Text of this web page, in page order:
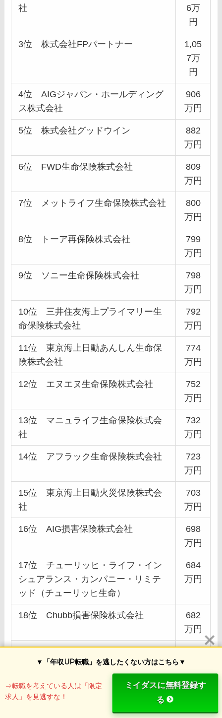
社
6万
円
3位 株式会社FPパートナー
1,05
7万
円
4位 AIGジャパン・ホールディング
ス株式会社
906
万円
5位 株式会社グッドウイン
882
万円
6位 FWD生命保険株式会社
809
万円
7位 メットライフ生命保険株式会社
800
万円
8位 トーア再保険株式会社
799
万円
9位 ソニー生命保険株式会社
798
万円
10位 三井住友海上プライマリー生
命保険株式会社
792
万円
11位 東京海上日動あんしん生命保
険株式会社
774
万円
12位 エヌエヌ生命保険株式会社
752
万円
13位 マニュライフ生命保険株式会
社
732
万円
14位 アフラック生命保険株式会社
723
万円
15位 東京海上日動火災保険株式会
社
703
万円
16位 AIG損害保険株式会社
698
万円
17位 チューリッヒ・ライフ・イン
シュアランス・カンパニー・リミテ
ッド（チューリッヒ生命）
684
万円
18位 Chubb損害保険株式会社
682
万円
20位 楽天生命保険株式会社
653
▼「年収UP転職」を逃したくない方はこちら▼
⇒転職を考えている人は「限定
求人」を見逃すな！
ミイダスに無料登録す
る